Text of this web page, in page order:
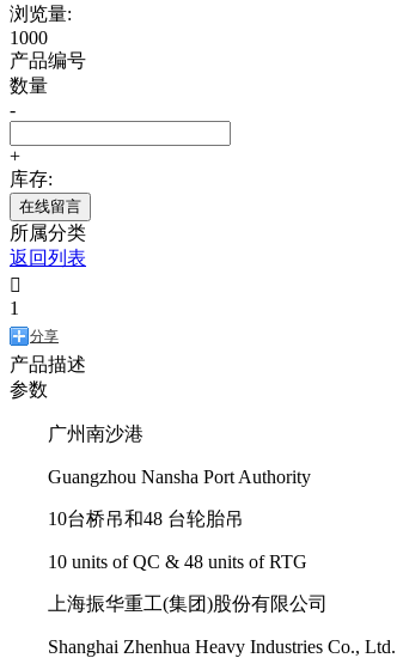
浏览量:
1000
产品编号
数量
-
+
库存:
在线留言
所属分类
返回列表

1
分享
产品描述
参数
广州南沙港
Guangzhou Nansha Port Authority
10台桥吊和48 台轮胎吊
10 units of QC & 48 units of RTG
上海振华重工(集团)股份有限公司
Shanghai Zhenhua Heavy Industries Co., Ltd.